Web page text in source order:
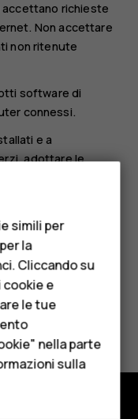
richieste
Non accettare
non ritenute
software di
connessi.
e a
adottare le
siti.
simili per
la
Cliccando su
e
le tue
nella parte
sulla